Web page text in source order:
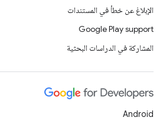
الإبلاغ عن خطأ في المستندات
Google Play support
المشاركة في الدراسات البحثية
Android